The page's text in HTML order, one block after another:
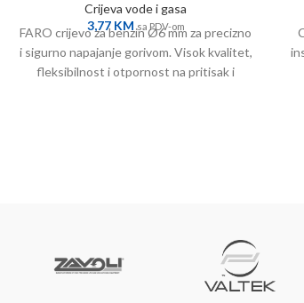
Crijeva vode i gasa
3,77 KM sa PDV-om
FARO crijevo za benzin Ø6 mm za precizno
i sigurno napajanje gorivom. Visok kvalitet,
fleksibilnost i otpornost na pritisak i